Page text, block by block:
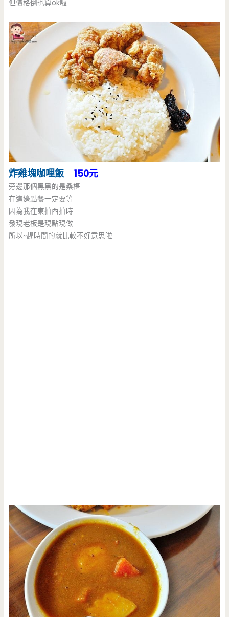
但價格倒也算ok啦
炸雞塊咖哩飯 150元
旁邊那個黑黑的是桑椹
在這邊點餐一定要等
因為我在東拍西拍時
發現老板是現點現做
所以~趕時間的就比較不好意思啦